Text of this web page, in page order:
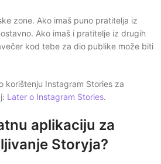
zone. Ako imaš puno pratitelja iz
Ako imaš i pratitelje iz drugih
kod tebe za dio publike može biti
korištenju Instagram Stories za
Later o Instagram Stories.
aplikaciju za
Storyja?